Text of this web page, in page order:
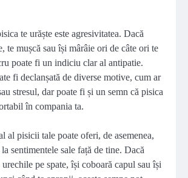
te urăște este agresivitatea. Dacă
te mușcă sau își mârâie ori de câte ori te
poate fi un indiciu clar al antipatie.
fi declanșată de diverse motive, cum ar
stresul, dar poate fi și un semn că pisica
în compania ta.
al pisicii tale poate oferi, de asemenea,
sentimentele sale față de tine. Dacă
pe spate, își coboară capul sau își